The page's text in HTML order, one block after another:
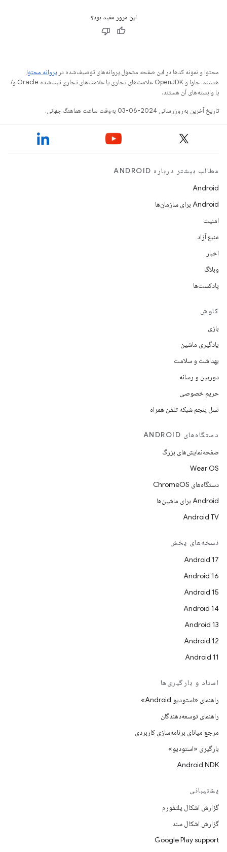
این مرور مفید بود؟
محتوا و نمونه کدها در این صفحه مشمول پروانه‌های توصیف‌شده در پروانه محتوا
هستند. جاوا و OpenJDK علامت‌های تجاری یا علامت‌های تجاری ثبت‌شده Oracle و/
یا وابسته‌های آن هستند.
تاریخ آخرین به‌روزرسانی 2024-06-03 به‌وقت ساعت هماهنگ جهانی.
مطالب بیشتر درباره ANDROID
Android
Android برای سازمان‌ها
امنیت
منبع آزاد
اخبار
وبلاگ
پادکست‌ها
کاوش
بازی
یادگیری ماشین
بهداشت و سلامت
دوربین و رسانه
حریم خصوصی
نسل پنجم شبکه تلفن همراه
دستگاه‌های ANDROID
صفحه‌نمایش‌های بزرگ
Wear OS
دستگاه‌های ChromeOS
Android برای ماشین‌ها
Android TV
نسخه‌های پخش
Android 17
Android 16
Android 15
Android 14
Android 13
Android 12
Android 11
اسناد و بارگیری‌ها
راهنمای «استودیو Android»
راهنمای توسعه‌دهندگان
مرجع میانای برنامه‌سازی کاربردی
بارگیری «استودیو»
Android NDK
پشتیبانی
گزارش اشکال پلتفورم
گزارش اشکال سند
Google Play support